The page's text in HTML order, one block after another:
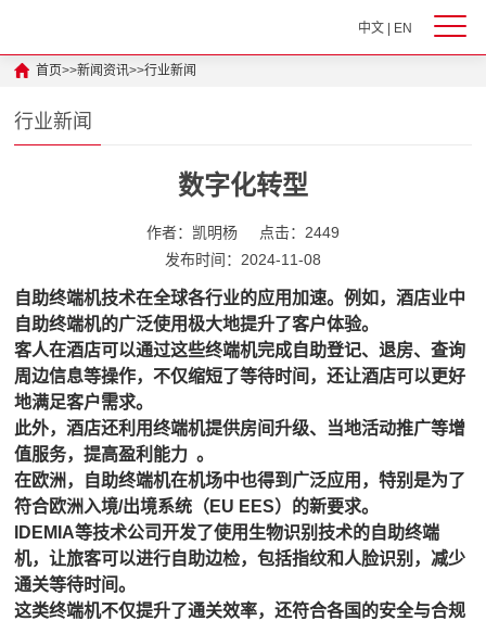
中文| EN
首页>>新闻资讯>>行业新闻
行业新闻
数字化转型
作者：凯明杨
点击：2449
发布时间：2024-11-08
自助终端机技术在全球各行业的应用加速。例如，酒店业中
自助终端机的广泛使用极大地提升了客户体验。
客人在酒店可以通过这些终端机完成自助登记、退房、查询
周边信息等操作，不仅缩短了等待时间，还让酒店可以更好
地满足客户需求。
此外，酒店还利用终端机提供房间升级、当地活动推广等增
值服务，提高盈利能力 。
在欧洲，自助终端机在机场中也得到广泛应用，特别是为了
符合欧洲入境/出境系统（EU EES）的新要求。
IDEMIA等技术公司开发了使用生物识别技术的自助终端
机，让旅客可以进行自助边检，包括指纹和人脸识别，减少
通关等待时间。
这类终端机不仅提升了通关效率，还符合各国的安全与合规